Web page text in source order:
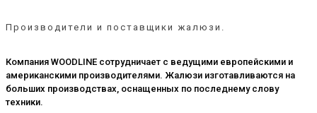
Производители и поставщики жалюзи.
Компания WOODLINE сотрудничает с ведущими европейскими и
американскими производителями. Жалюзи изготавливаются на
больших производствах, оснащенных по последнему слову
техники.